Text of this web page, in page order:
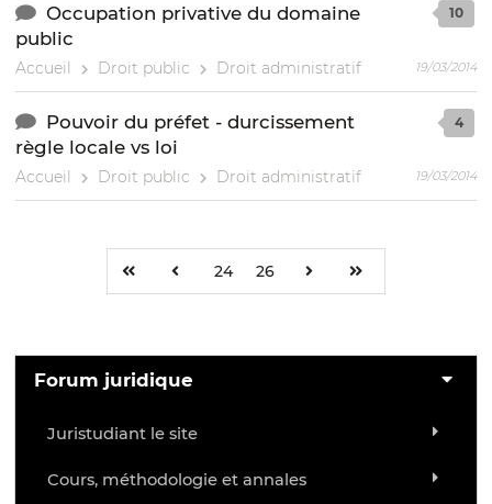
Occupation privative du domaine
public
Accueil Droit public Droit administratif
10
19/03/2014
Pouvoir du préfet - durcissement
règle locale vs loi
Accueil Droit public Droit administratif
4
19/03/2014
24 26
Forum juridique
Juristudiant le site
Cours, méthodologie et annales